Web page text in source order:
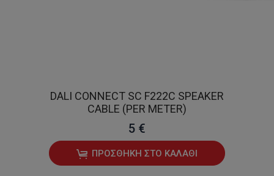
DALI CONNECT SC F222C SPEAKER
CABLE (PER METER)
5 €
ΠΡΟΣΘΉΚΗ ΣΤΟ ΚΑΛΆΘΙ